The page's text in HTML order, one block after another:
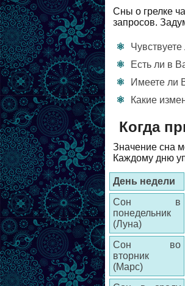
Сны о грелке
запросов.
Есть ли в
Имеете ли
Какие
Когда
Значение сна
Каждому дню
День недели
Сон в
понедельник
(Луна)
Сон во
вторник
(Марс)